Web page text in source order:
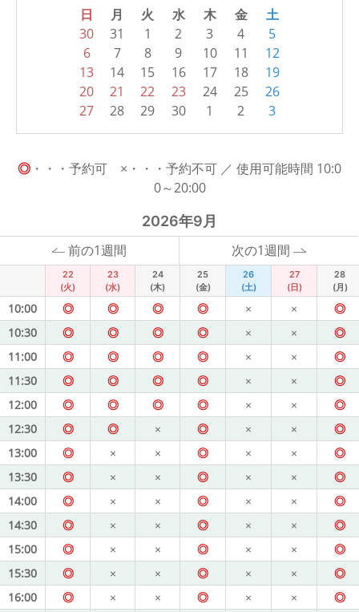
日 月 火 水 木 金 土
30 31 1 2 3 4
5
6
7 8 9 10 11
12
13
14 15 16 17 18
19
20
21 22 23 24 25
26
27
28 29 30 1 2 3
◎ ・・・予約可 ×・・・予約不可 ／ 使用可能時間 10:0
0～20:00
2026年9月
前の1週間 次の1週間
22
(火)
23
(水)
24
(木)
25
(金)
26
(土)
27
(日)
28
(月)
10:00 ◎ ◎ ◎ ◎ × ×
◎
10:30
◎ ◎ ◎ ◎ × ×
◎
11:00
◎ ◎ ◎ ◎ × ×
◎
11:30
◎ ◎ ◎ ◎ × ×
◎
12:00
◎ ◎ ◎ ◎ × ×
◎
12:30
◎ ◎ × ◎ × ×
◎
13:00
◎ × × ◎ × ×
◎
13:30
◎ × × ◎ × ×
◎
14:00
◎ × × ◎ × ×
◎
14:30
◎ × × ◎ × ×
◎
15:00
◎ × × ◎ × ×
◎
15:30
◎ × × ◎ × ×
◎
16:00
◎ × × ◎ × ×
◎